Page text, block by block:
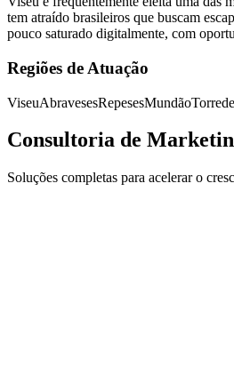
tem atraído brasileiros que buscam
pouco saturado digitalmente, com
Regiões de Atuação
ViseuAbravesesRepesesMundão
Consultoria de
Soluções completas para acelerar o